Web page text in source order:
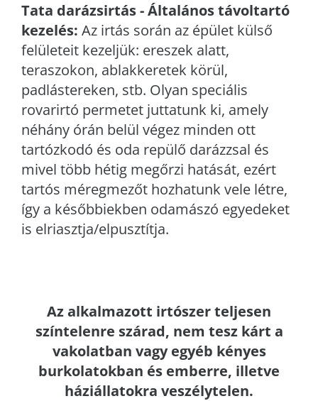
Tata darázsirtás - Általános távoltartó
kezelés: Az irtás során az épület külső
felületeit kezeljük: ereszek alatt,
teraszokon, ablakkeretek körül,
padlástereken, stb. Olyan speciális
rovarirtó permetet juttatunk ki, amely
néhány órán belül végez minden ott
tartózkodó és oda repülő darázzsal és
mivel több hétig megőrzi hatását, ezért
tartós méregmezőt hozhatunk vele létre,
így a későbbiekben odamászó egyedeket
is elriasztja/elpusztítja.
Az alkalmazott irtószer teljesen
színtelenre szárad, nem tesz kárt a
vakolatban vagy egyéb kényes
burkolatokban és emberre, illetve
háziállatokra veszélytelen.